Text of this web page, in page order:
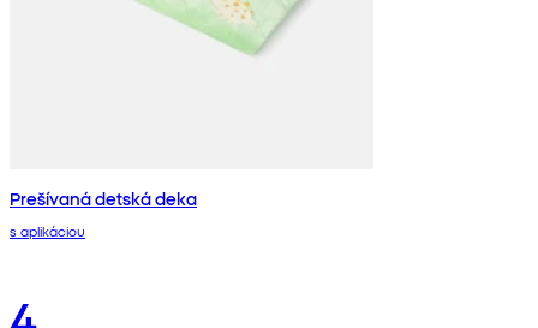
Prešívaná detská deka
s aplikáciou